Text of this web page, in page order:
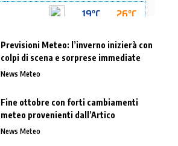
Previsioni Meteo: l’inverno inizierà con
colpi di scena e sorprese immediate
News Meteo
Fine ottobre con forti cambiamenti
meteo provenienti dall’Artico
News Meteo